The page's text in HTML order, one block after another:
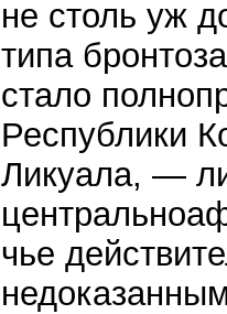
не столь уж
типа
стало
Республики
Ликуала, —
чье